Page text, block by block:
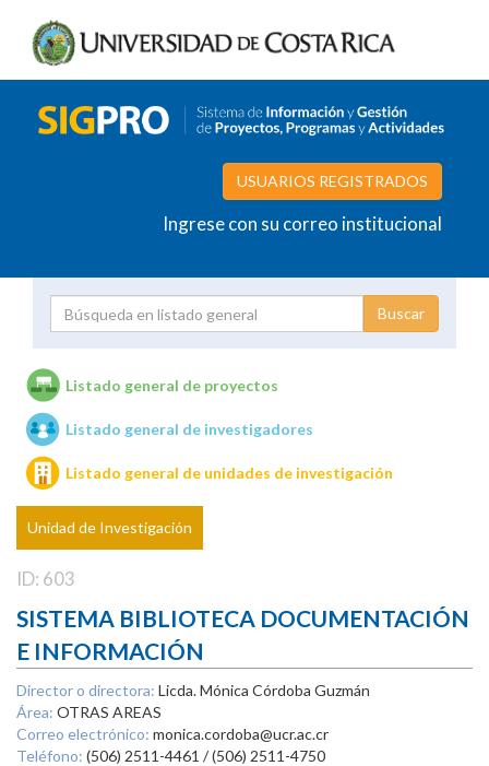
USUARIOS REGISTRADOS
Ingrese con su correo institucional
Unidades de investigación
Listado general de proyectos
Listado general de investigadores
Listado general de unidades de investigación
Unidad de Investigación
ID: 603
SISTEMA BIBLIOTECA DOCUMENTACIÓN
E INFORMACIÓN
Director o directora: Licda. Mónica Córdoba Guzmán
Área: OTRAS AREAS
Correo electrónico: monica.cordoba@ucr.ac.cr
Teléfono: (506) 2511-4461 / (506) 2511-4750